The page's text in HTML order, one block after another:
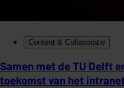
Content & Collaboratie
Samen met de TU Delft
toekomst van het